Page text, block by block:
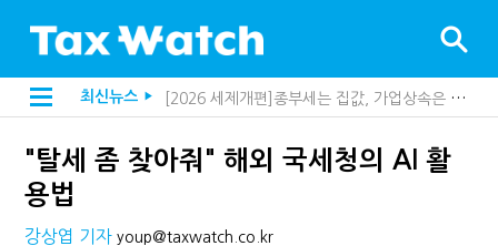
최신뉴스 ▶
[2026 세제개편]종부세는 집값, 가업상속은 기술…납세자가 꼭 볼 5가지
[2026 세제개편]10년 실거주도 불안…1주택자 세 부담 어떻게 달라질까
[인터뷰]중앙정부 돈으로만 못 산다…지자체도 '경영'의 시대
"탈세 좀 찾아줘" 해외 국세청의 AI 활
용법
강상엽 기자 youp@taxwatch.co.kr